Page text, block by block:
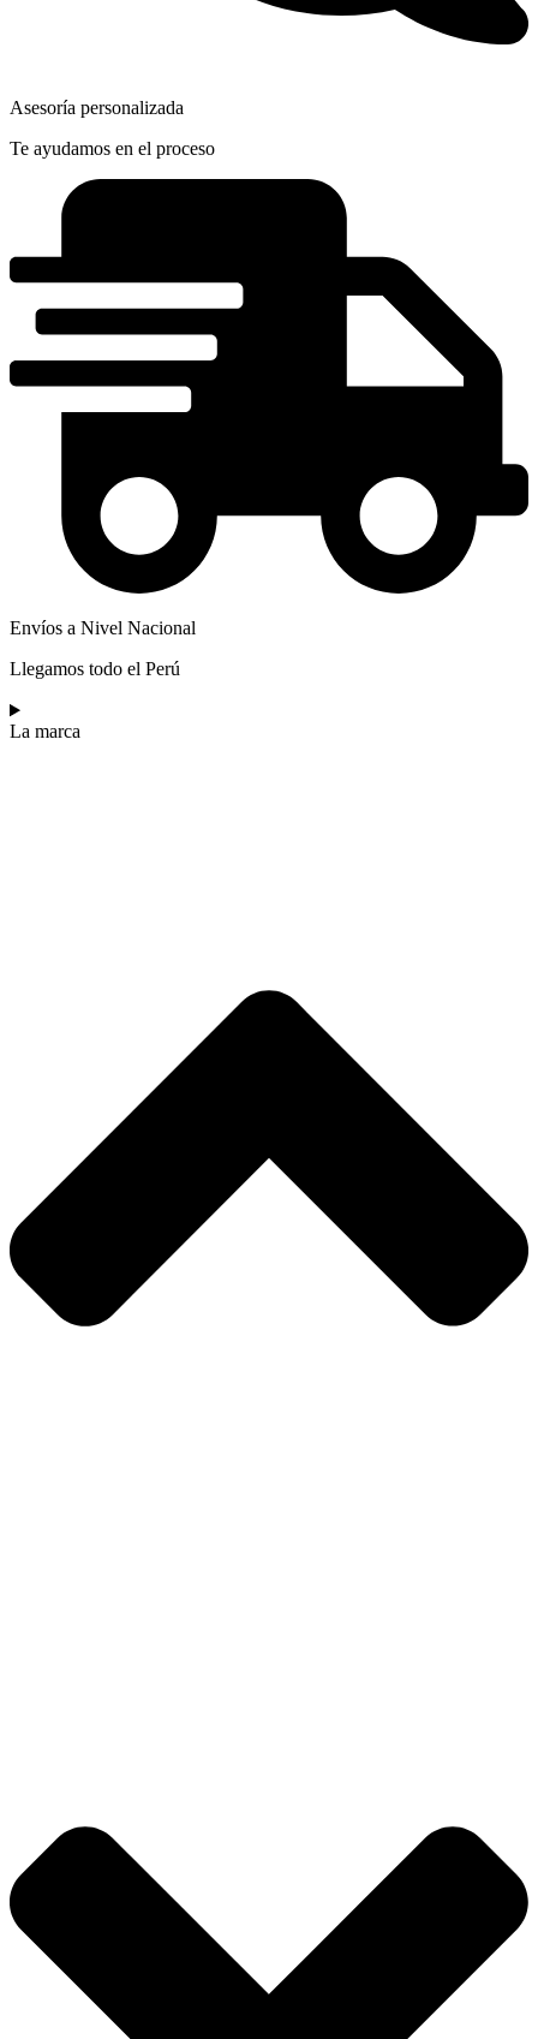
Asesoría personalizada
Te ayudamos en el proceso
Envíos a Nivel Nacional
Llegamos todo el Perú
La marca​